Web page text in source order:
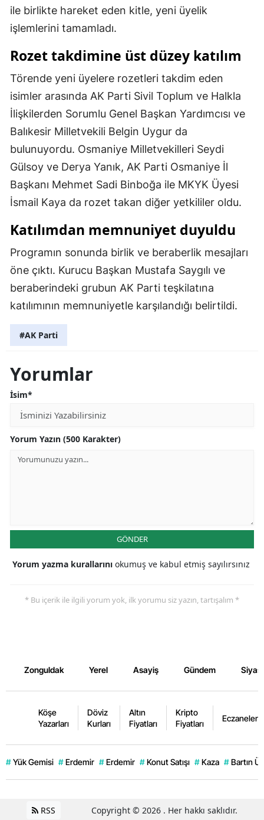
ile birlikte hareket eden kitle, yeni üyelik
işlemlerini tamamladı.
Rozet takdimine üst düzey katılım
Törende yeni üyelere rozetleri takdim eden
isimler arasında AK Parti Sivil Toplum ve Halkla
İlişkilerden Sorumlu Genel Başkan Yardımcısı ve
Balıkesir Milletvekili Belgin Uygur da
bulunuyordu. Osmaniye Milletvekilleri Seydi
Gülsoy ve Derya Yanık, AK Parti Osmaniye İl
Başkanı Mehmet Sadi Binboğa ile MKYK Üyesi
İsmail Kaya da rozet takan diğer yetkililer oldu.
Katılımdan memnuniyet duyuldu
Programın sonunda birlik ve beraberlik mesajları
öne çıktı. Kurucu Başkan Mustafa Saygılı ve
beraberindeki grubun AK Parti teşkilatına
katılımının memnuniyetle karşılandığı belirtildi.
#AK Parti
Yorumlar
İsim*
Yorum Yazın (500 Karakter)
GÖNDER
Yorum yazma kurallarını okumuş ve kabul etmiş sayılırsınız
* Bu içerik ile ilgili yorum yok, ilk yorumu siz yazın, tartışalım *
Zonguldak Yerel Asayiş Gündem
Köşe
Yazarları
Döviz
Kurları
Altın
Fiyatları
Kripto
Fiyatları
Eczaneler
# Yük Gemisi # Erdemir # Erdemir # Konut Satışı # Kaza # Bartın
RSS Copyright © 2026 . Her hakkı saklıdır.